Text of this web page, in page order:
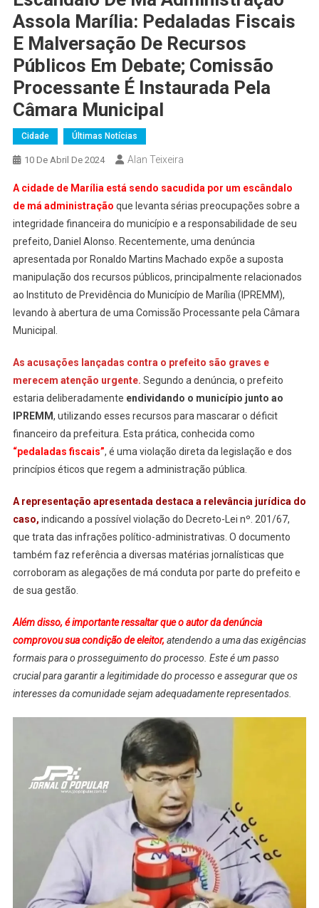
Assola Marília: Pedaladas Fiscais
E Malversação De Recursos
Públicos Em Debate; Comissão
Processante É Instaurada Pela
Câmara Municipal
Cidade Últimas Notícias
10 De Abril De 2024 Alan Teixeira
A cidade de Marília está sendo sacudida por um escândalo
de má administração que levanta sérias preocupações sobre a
integridade financeira do município e a responsabilidade de seu
prefeito, Daniel Alonso. Recentemente, uma denúncia
apresentada por Ronaldo Martins Machado expõe a suposta
manipulação dos recursos públicos, principalmente relacionados
ao Instituto de Previdência do Município de Marília (IPREMM),
levando à abertura de uma Comissão Processante pela Câmara
Municipal.
As acusações lançadas contra o prefeito são graves e
merecem atenção urgente. Segundo a denúncia, o prefeito
estaria deliberadamente endividando o município junto ao
IPREMM, utilizando esses recursos para mascarar o déficit
financeiro da prefeitura. Esta prática, conhecida como
“pedaladas fiscais”, é uma violação direta da legislação e dos
princípios éticos que regem a administração pública.
A representação apresentada destaca a relevância jurídica do
caso, indicando a possível violação do Decreto-Lei nº. 201/67,
que trata das infrações político-administrativas. O documento
também faz referência a diversas matérias jornalísticas que
corroboram as alegações de má conduta por parte do prefeito e
de sua gestão.
Além disso, é importante ressaltar que o autor da denúncia
comprovou sua condição de eleitor,atendendo a uma das exigências
formais para o prosseguimento do processo. Este é um passo
crucial para garantir a legitimidade do processo e assegurar que os
interesses da comunidade sejam adequadamente representados.